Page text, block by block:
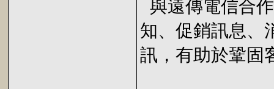
與遠傳電信合
知、促銷訊息、
訊，有助於鞏固